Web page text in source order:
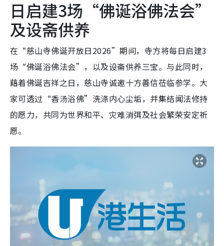
日启建3场“佛诞浴佛法会”
及设斋供养
在“慈山寺佛诞开放日2026”期间，寺方将每日启建3
场“佛诞浴佛法会”，以及设斋供养三宝。与此同时，
藉着佛诞吉祥之日，慈山寺诚邀十方善信莅临参学。大
家可透过“香汤浴佛”洗涤内心尘垢，并集结闻法修持
的愿力，共同为世界和平、灾难消弭及社会繁荣安定祈
愿。